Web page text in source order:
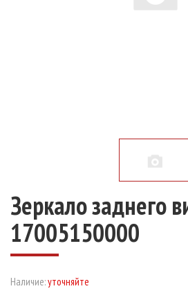
Зеркало заднего
17005150000
Наличие:уточняйте